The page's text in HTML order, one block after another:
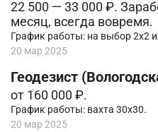
22 500 — 33 000 ₽.
мecяц, всегда вовpемя.
График работы: на выбор 2х2
20 мар 2025
Геодезист
от 160 000 ₽.
График работы: вахта 30х30.
20 мар 2025